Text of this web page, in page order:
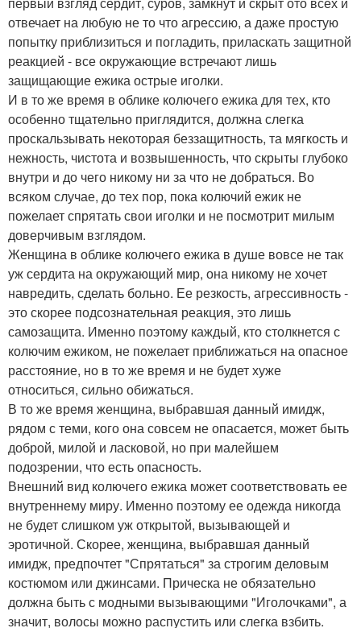
отвечает на любую не то что агрессию, а даже простую
попытку приблизиться и погладить, приласкать защитной
реакцией - все окружающие встречают лишь
защищающие ежика острые иголки.
И в то же время в облике колючего ежика для тех, кто
особенно тщательно приглядится, должна слегка
проскальзывать некоторая беззащитность, та мягкость и
нежность, чистота и возвышенность, что скрыты глубоко
внутри и до чего никому ни за что не добраться. Во
всяком случае, до тех пор, пока колючий ежик не
пожелает спрятать свои иголки и не посмотрит милым
доверчивым взглядом.
Женщина в облике колючего ежика в душе вовсе не так
уж сердита на окружающий мир, она никому не хочет
навредить, сделать больно. Ее резкость, агрессивность -
это скорее подсознательная реакция, это лишь
самозащита. Именно поэтому каждый, кто столкнется с
колючим ежиком, не пожелает приближаться на опасное
расстояние, но в то же время и не будет хуже
относиться, сильно обижаться.
В то же время женщина, выбравшая данный имидж,
рядом с теми, кого она совсем не опасается, может быть
доброй, милой и ласковой, но при малейшем
подозрении, что есть опасность.
Внешний вид колючего ежика может соответствовать ее
внутреннему миру. Именно поэтому ее одежда никогда
не будет слишком уж открытой, вызывающей и
эротичной. Скорее, женщина, выбравшая данный
имидж, предпочтет "Спрятаться" за строгим деловым
костюмом или джинсами. Прическа не обязательно
должна быть с модными вызывающими "Иголочками", а
значит, волосы можно распустить или слегка взбить.